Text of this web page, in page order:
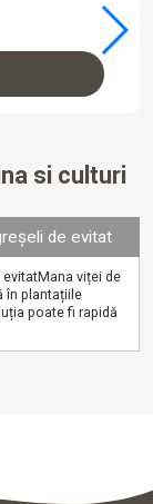
si culturi
de evitat
viței de
în plantațiile
poate fi rapidă